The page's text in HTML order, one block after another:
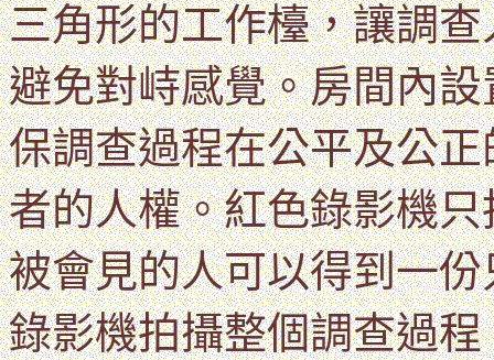
三角形的工作檯，讓調查
避免對峙感覺。房間內
保調查過程在公平及公
者的人權。紅色錄影機只
被會見的人可以得到一
錄影機拍攝整個調查過程